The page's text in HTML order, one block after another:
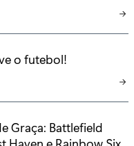
o futebol!
Graça: Battlefield
Haven e Rainbow Six